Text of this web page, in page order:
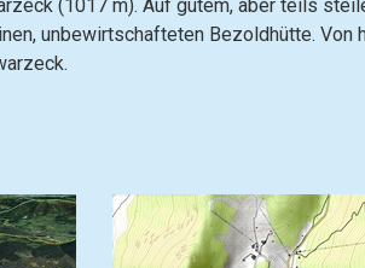
(1017 m). Auf gutem, aber teils
unbewirtschafteten Bezoldhütte. Von